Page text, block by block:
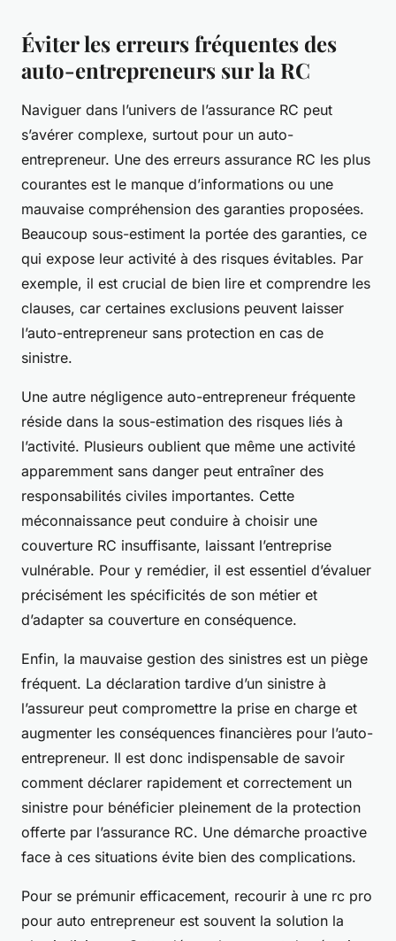
Éviter les erreurs fréquentes des
auto-entrepreneurs sur la RC
Naviguer dans l’univers de l’assurance RC peut
s’avérer complexe, surtout pour un auto-
entrepreneur. Une des erreurs assurance RC les plus
courantes est le manque d’informations ou une
mauvaise compréhension des garanties proposées.
Beaucoup sous-estiment la portée des garanties, ce
qui expose leur activité à des risques évitables. Par
exemple, il est crucial de bien lire et comprendre les
clauses, car certaines exclusions peuvent laisser
l’auto-entrepreneur sans protection en cas de
sinistre.
Une autre négligence auto-entrepreneur fréquente
réside dans la sous-estimation des risques liés à
l’activité. Plusieurs oublient que même une activité
apparemment sans danger peut entraîner des
responsabilités civiles importantes. Cette
méconnaissance peut conduire à choisir une
couverture RC insuffisante, laissant l’entreprise
vulnérable. Pour y remédier, il est essentiel d’évaluer
précisément les spécificités de son métier et
d’adapter sa couverture en conséquence.
Enfin, la mauvaise gestion des sinistres est un piège
fréquent. La déclaration tardive d’un sinistre à
l’assureur peut compromettre la prise en charge et
augmenter les conséquences financières pour l’auto-
entrepreneur. Il est donc indispensable de savoir
comment déclarer rapidement et correctement un
sinistre pour bénéficier pleinement de la protection
offerte par l’assurance RC. Une démarche proactive
face à ces situations évite bien des complications.
Pour se prémunir efficacement, recourir à une rc pro
pour auto entrepreneur est souvent la solution la